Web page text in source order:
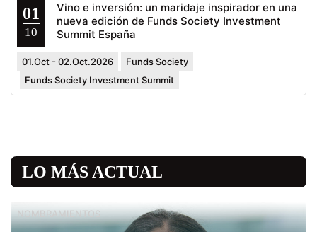
01
10
Vino e inversión: un maridaje inspirador en una
nueva edición de Funds Society Investment
Summit España
01.Oct - 02.Oct.2026
Funds Society
Funds Society Investment Summit
LO MÁS ACTUAL
NOMBRAMIENTOS